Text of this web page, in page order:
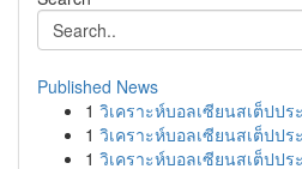
Published News
1 วิเคราะห์บอลเซียนสเต็ปปร
1 วิเคราะห์บอลเซียนสเต็ปปร
1 วิเคราะห์บอลเซียนสเต็ปปร